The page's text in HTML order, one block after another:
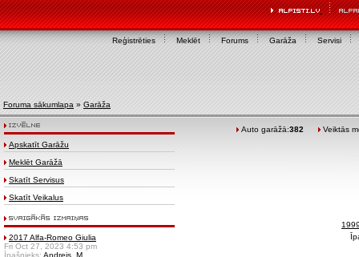
Reģistrēties Meklēt Forums Garāža Servisi
Foruma sākumlapa » Garāža
Apskatīt Garāžu
Meklēt Garāžā
Skatīt Servisus
Skatīt Veikalus
2017 Alfa-Romeo Giulia
Fri Oct 27, 2023 4:53 pm
Īpašnieks: Andrejs_M
Auto garāžā:382 Veiktās